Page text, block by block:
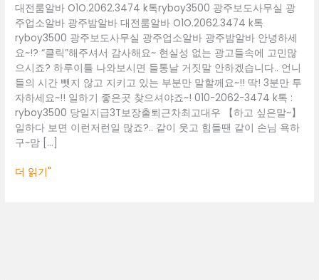
대전룸알바 O1O.2062.3474 k톡ryboy3500 광주보도사무실 광
주업소알바 광주밤알바 대전룸알바 O1O.2062.3474 k톡
ryboy3500 광주보도사무실 광주업소알바 광주밤알바 안녕하세
요~!? “클릭”해주셔서 감사해요~ 현실성 없는 광고들속에 고민많
으시죠? 하루이틀 나와보시면 들통날 거짓말 안하겠습니다.. 언니
들의 시간 뺏지 않고 지키고 있는 부분만 말할께요~!! 딱! 3분만 투
자하세요~!! 일하기 좋은곳 찾으셔야죠~! 010-2062-3474 k톡 :
ryboy3500 당일지급3T보장출퇴근차최고대우 【하고 싶은말~】
일하다 보면 이런저런일 많죠?.. 같이 웃고 힘들땐 같이 손님 욕하
구~맘 […]
도
사
무
실
광
주
업
소
알
바
주
더 읽기"